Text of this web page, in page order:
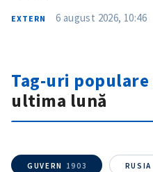
Trimite o informație
in English
EXTERN 6 august 2026, 10:46
Tag-uri populare
ultima lună
GUVERN 1903 RUSIA